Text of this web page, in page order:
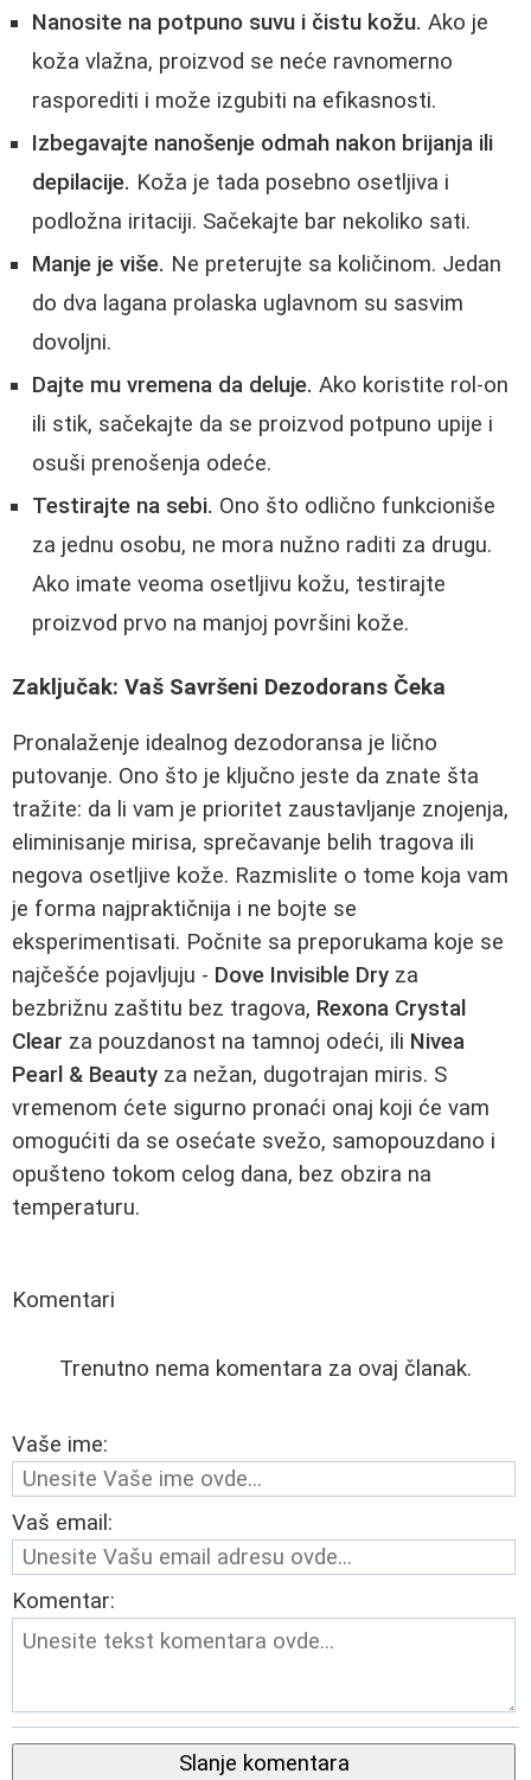
Nanosite na potpuno suvu i čistu kožu. Ako je
koža vlažna, proizvod se neće ravnomerno
rasporediti i može izgubiti na efikasnosti.
Izbegavajte nanošenje odmah nakon brijanja ili
depilacije. Koža je tada posebno osetljiva i
podložna iritaciji. Sačekajte bar nekoliko sati.
Manje je više. Ne preterujte sa količinom. Jedan
do dva lagana prolaska uglavnom su sasvim
dovoljni.
Dajte mu vremena da deluje. Ako koristite rol-on
ili stik, sačekajte da se proizvod potpuno upije i
osuši prenošenja odeće.
Testirajte na sebi. Ono što odlično funkcioniše
za jednu osobu, ne mora nužno raditi za drugu.
Ako imate veoma osetljivu kožu, testirajte
proizvod prvo na manjoj površini kože.
Zaključak: Vaš Savršeni Dezodorans Čeka
Pronalaženje idealnog dezodoransa je lično
putovanje. Ono što je ključno jeste da znate šta
tražite: da li vam je prioritet zaustavljanje znojenja,
eliminisanje mirisa, sprečavanje belih tragova ili
negova osetljive kože. Razmislite o tome koja vam
je forma najpraktičnija i ne bojte se
eksperimentisati. Počnite sa preporukama koje se
najčešće pojavljuju - Dove Invisible Dry za
bezbrižnu zaštitu bez tragova, Rexona Crystal
Clear za pouzdanost na tamnoj odeći, ili Nivea
Pearl & Beauty za nežan, dugotrajan miris. S
vremenom ćete sigurno pronaći onaj koji će vam
omogućiti da se osećate svežo, samopouzdano i
opušteno tokom celog dana, bez obzira na
temperaturu.
Komentari
Trenutno nema komentara za ovaj članak.
Vaše ime:
Vaš email:
Komentar:
Slanje komentara